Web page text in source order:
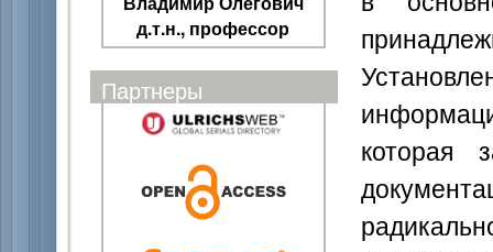
д.т.н., профессор
Партнеры
которая